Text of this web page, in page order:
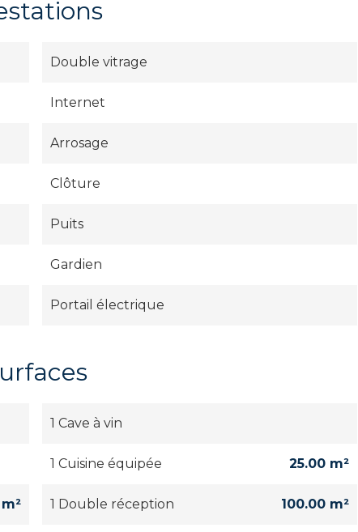
Double vitrage
Internet
Arrosage
Clôture
Puits
Gardien
Portail électrique
1 Cave à vin
1 Cuisine équipée 25.00 m²
1 Double réception 100.00 m²